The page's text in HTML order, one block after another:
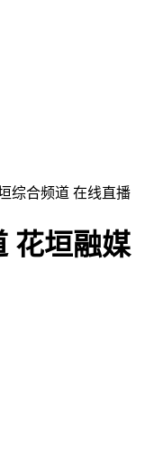
综合频道 在线直播
花垣融媒